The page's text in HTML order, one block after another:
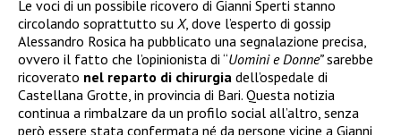
Le voci di un possibile ricovero di Gianni Sperti stanno
circolando soprattutto su X, dove l’esperto di gossip
Alessandro Rosica ha pubblicato una segnalazione precisa,
ovvero il fatto che l’opinionista di “Uomini e Donne”sarebbe
ricoverato nel reparto di chirurgia dell’ospedale di
Castellana Grotte, in provincia di Bari. Questa notizia
continua a rimbalzare da un profilo social all’altro, senza
però essere stata confermata né da persone vicine a Gianni